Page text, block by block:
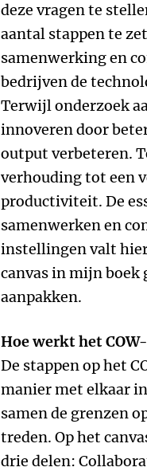
deze vragen te
aantal stappen te
samenwerking en
bedrijven de
Terwijl onderzoek
innoveren door
output verbeteren.
verhouding tot een
productiviteit. De
samenwerken en
instellingen valt
canvas in mijn boek
aanpakken.
Hoe werkt het
De stappen op het
manier met elkaar
samen de grenzen
treden. Op het
drie delen: